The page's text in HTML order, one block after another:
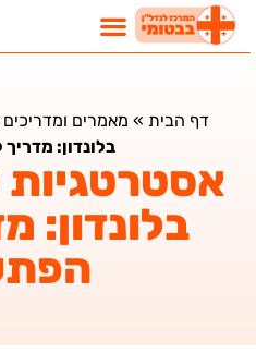
דף הבית»מאמרים ומדריכים
בלונדון:
אסטרטגיות
בלונדון: